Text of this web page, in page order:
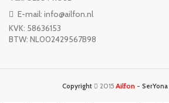
E-mail: info@ailfon.nl
KVK: 58636153
BTW: NL002429567B98
Copyright 2015 Ailfon - SerYona